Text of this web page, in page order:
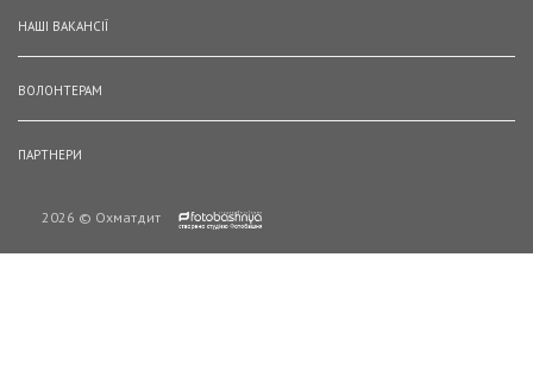
НАШІ ВАКАНСІЇ
ВОЛОНТЕРАМ
ПАРТНЕРИ
2026 © Охматдит